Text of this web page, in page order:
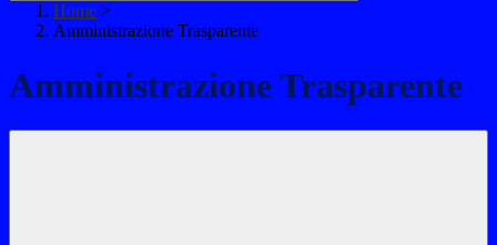
Home >
Amministrazione Trasparente
Amministrazione Trasparente